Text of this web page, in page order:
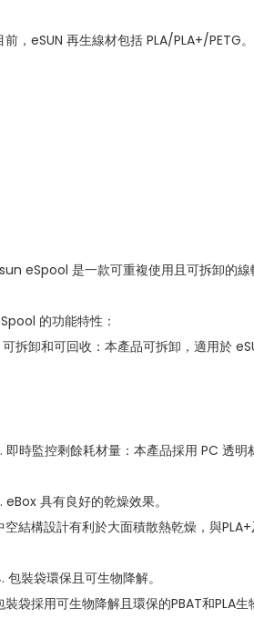
前，eSUN 再生線材包括 PLA/PLA+/PETG。
eSpool 是一款可重複使用且可拆卸的
的功能特性：
可拆卸和可回收：本產品可拆卸，適用於
即時監控剩餘耗材量：本產品採用 PC 透明
eBox 具有良好的乾燥效果。
空結構設計有利於大面積散熱乾燥，與PLA+
包裝袋環保且可生物降解。
裝袋採用可生物降解且環保的PBAT和PLA生